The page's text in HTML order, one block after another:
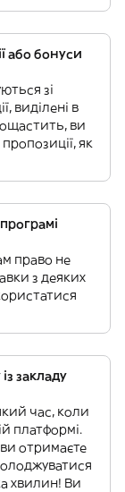
або бонуси
зі
виділені в
ви
як
право не
з деяких
закладу
час, коли
платформі.
отримаєте
хвилин! Ви